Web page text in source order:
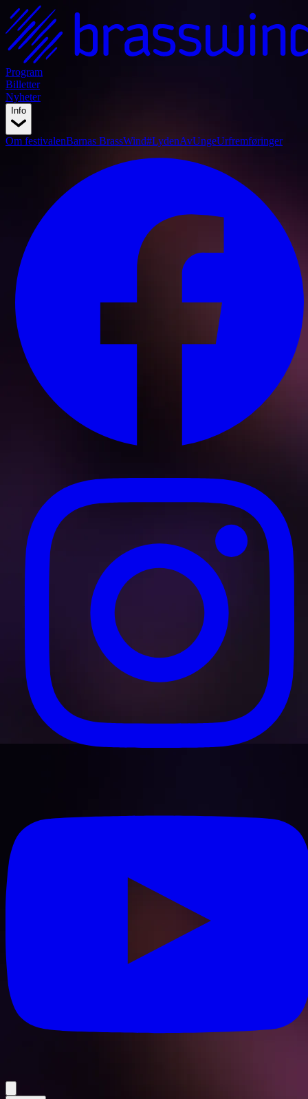
Program
Billetter
Nyheter
Info
Om festivalenBarnas BrassWind#LydenAvUngeUrfremføringer